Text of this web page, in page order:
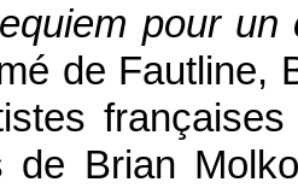
pour un
de Fautline,
de Brian